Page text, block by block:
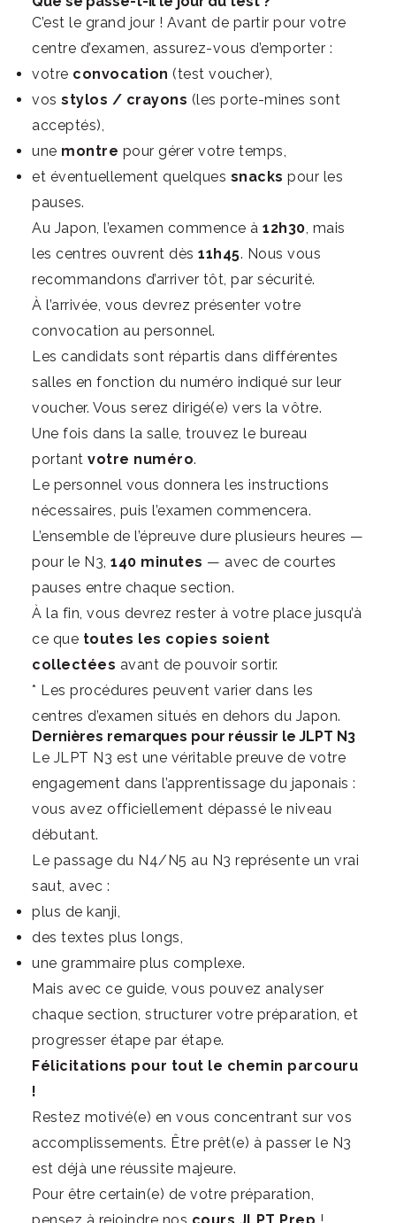
C’est le grand jour ! Avant de partir pour votre
centre d’examen, assurez-vous d’emporter :
votre convocation (test voucher),
vos stylos / crayons (les porte-mines sont
acceptés),
une montre pour gérer votre temps,
et éventuellement quelques snacks pour les
pauses.
Au Japon, l’examen commence à 12h30 , mais
les centres ouvrent dès 11h45. Nous vous
recommandons d’arriver tôt, par sécurité.
À l’arrivée, vous devrez présenter votre
convocation au personnel.
Les candidats sont répartis dans différentes
salles en fonction du numéro indiqué sur leur
voucher. Vous serez dirigé(e) vers la vôtre.
Une fois dans la salle, trouvez le bureau
portant votre numéro.
Le personnel vous donnera les instructions
nécessaires, puis l’examen commencera.
L’ensemble de l’épreuve dure plusieurs heures —
pour le N3, 140 minutes — avec de courtes
pauses entre chaque section.
À la fin, vous devrez rester à votre place jusqu’à
ce que toutes les copies soient
collectées avant de pouvoir sortir.
* Les procédures peuvent varier dans les
centres d’examen situés en dehors du Japon.
Dernières remarques pour réussir le JLPT N3
Le JLPT N3 est une véritable preuve de votre
engagement dans l’apprentissage du japonais :
vous avez officiellement dépassé le niveau
débutant.
Le passage du N4/N5 au N3 représente un vrai
saut, avec :
plus de kanji,
des textes plus longs,
une grammaire plus complexe.
Mais avec ce guide, vous pouvez analyser
chaque section, structurer votre préparation, et
progresser étape par étape.
Félicitations pour tout le chemin parcouru
!
Restez motivé(e) en vous concentrant sur vos
accomplissements. Être prêt(e) à passer le N3
est déjà une réussite majeure.
Pour être certain(e) de votre préparation,
pensez à rejoindre nos cours JLPT Prep !